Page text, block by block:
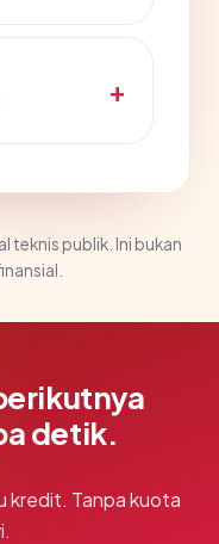
teknis publik. Ini bukan
detik.
kredit. Tanpa kuota